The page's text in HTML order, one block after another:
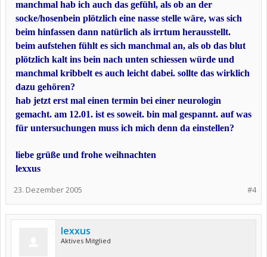
manchmal hab ich auch das gefühl, als ob an der
socke/hosenbein plötzlich eine nasse stelle wäre, was sich
beim hinfassen dann natürlich als irrtum herausstellt.
beim aufstehen fühlt es sich manchmal an, als ob das blut
plötzlich kalt ins bein nach unten schiessen würde und
manchmal kribbelt es auch leicht dabei. sollte das wirklich
dazu gehören?
hab jetzt erst mal einen termin bei einer neurologin
gemacht. am 12.01. ist es soweit. bin mal gespannt. auf was
für untersuchungen muss ich mich denn da einstellen?
liebe grüße und frohe weihnachten
lexxus
#4
23. Dezember 2005
lexxus
Aktives Mitglied